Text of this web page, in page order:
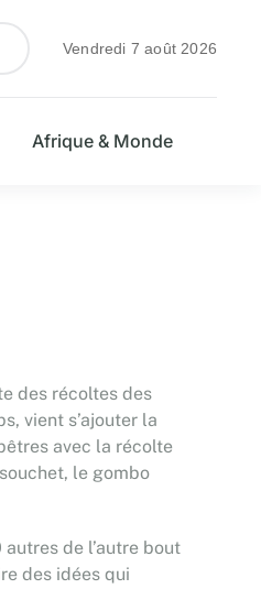
Vendredi 7 août 2026
Afrique & Monde
des récoltes des
vient s’ajouter la
avec la récolte
le gombo
de l’autre bout
des idées qui